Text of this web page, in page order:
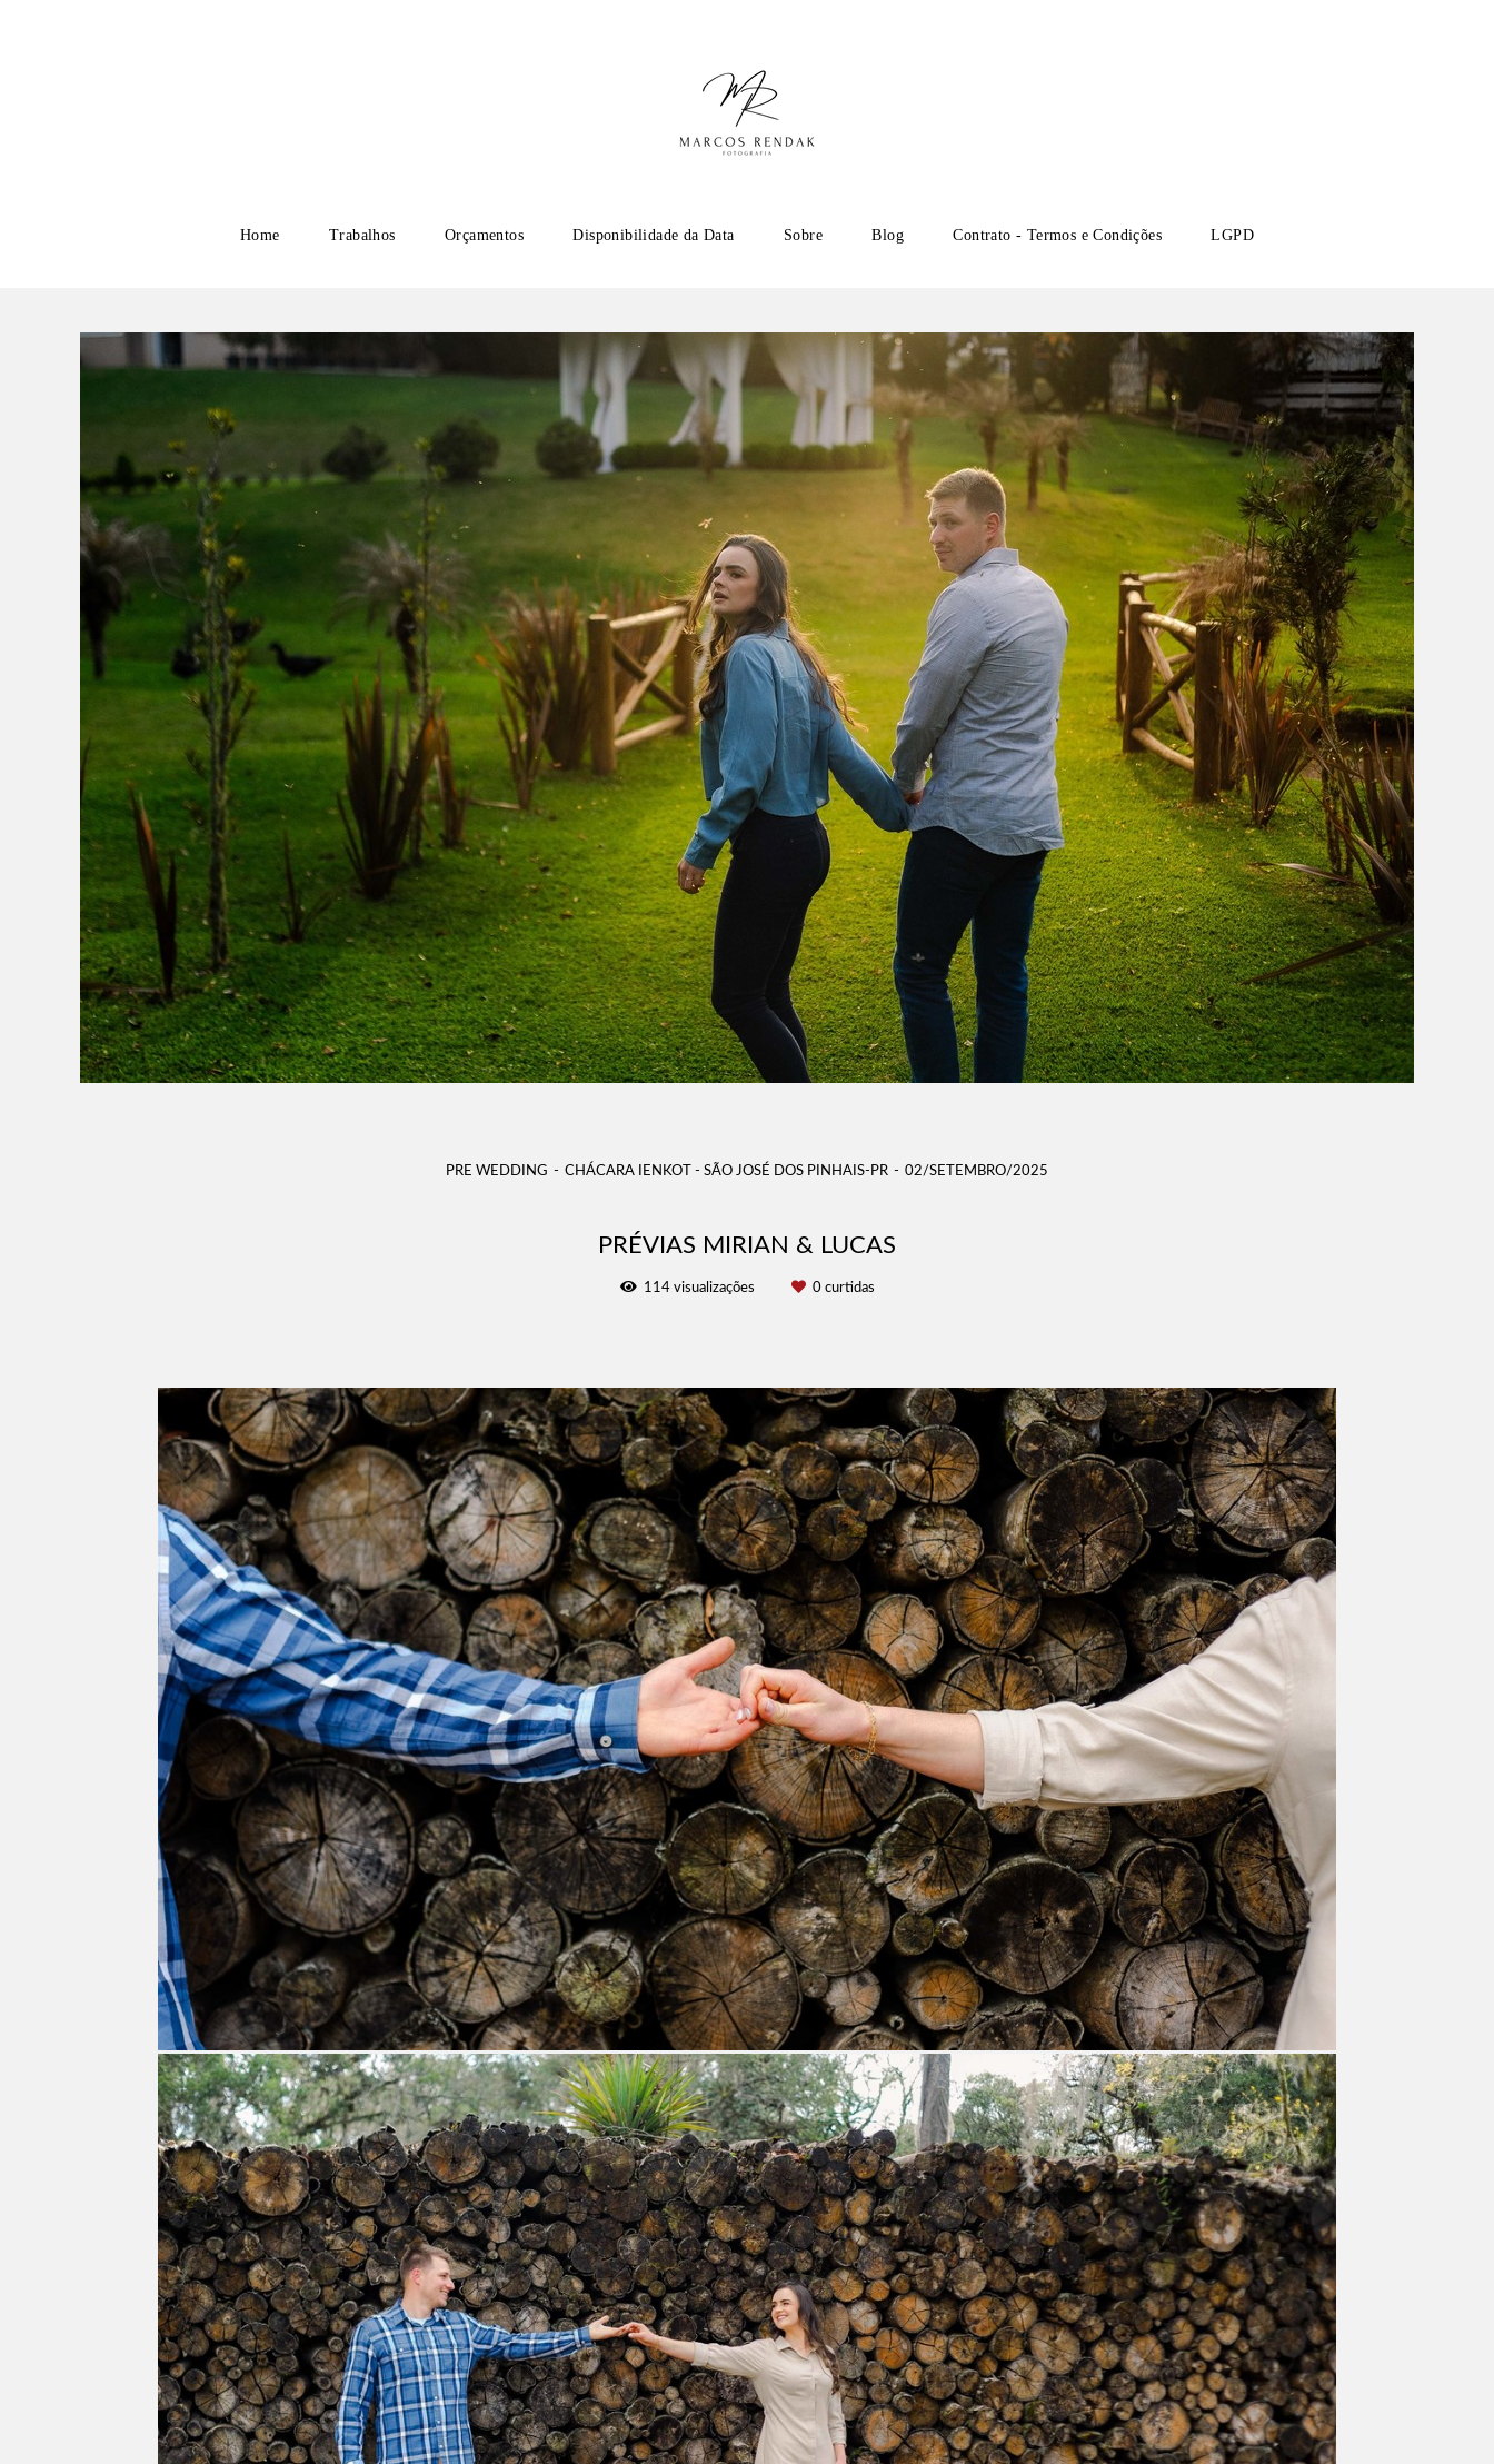
Home Trabalhos Orçamentos Disponibilidade da Data Sobre Blog Contrato - Termos e Condições LGPD
PRE WEDDING CHÁCARA IENKOT - SÃO JOSÉ DOS PINHAIS-PR 02/SETEMBRO/2025
PRÉVIAS MIRIAN & LUCAS
114visualizações 0curtidas